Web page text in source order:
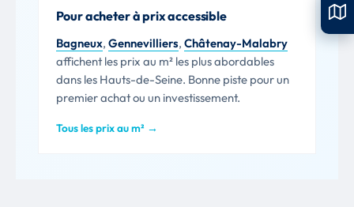
Pour acheter à prix accessible
Bagneux, Gennevilliers, Châtenay-Malabry
affichent les prix au m² les plus abordables
dans les Hauts-de-Seine. Bonne piste pour un
premier achat ou un investissement.
Tous les prix au m² →